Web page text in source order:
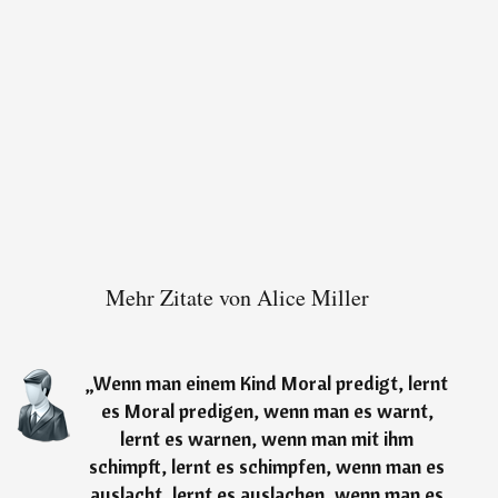
Mehr Zitate von Alice Miller
„Wenn man einem Kind Moral predigt, lernt
es Moral predigen, wenn man es warnt,
lernt es warnen, wenn man mit ihm
schimpft, lernt es schimpfen, wenn man es